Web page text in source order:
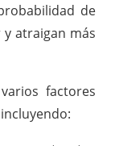
de
atraigan más
factores